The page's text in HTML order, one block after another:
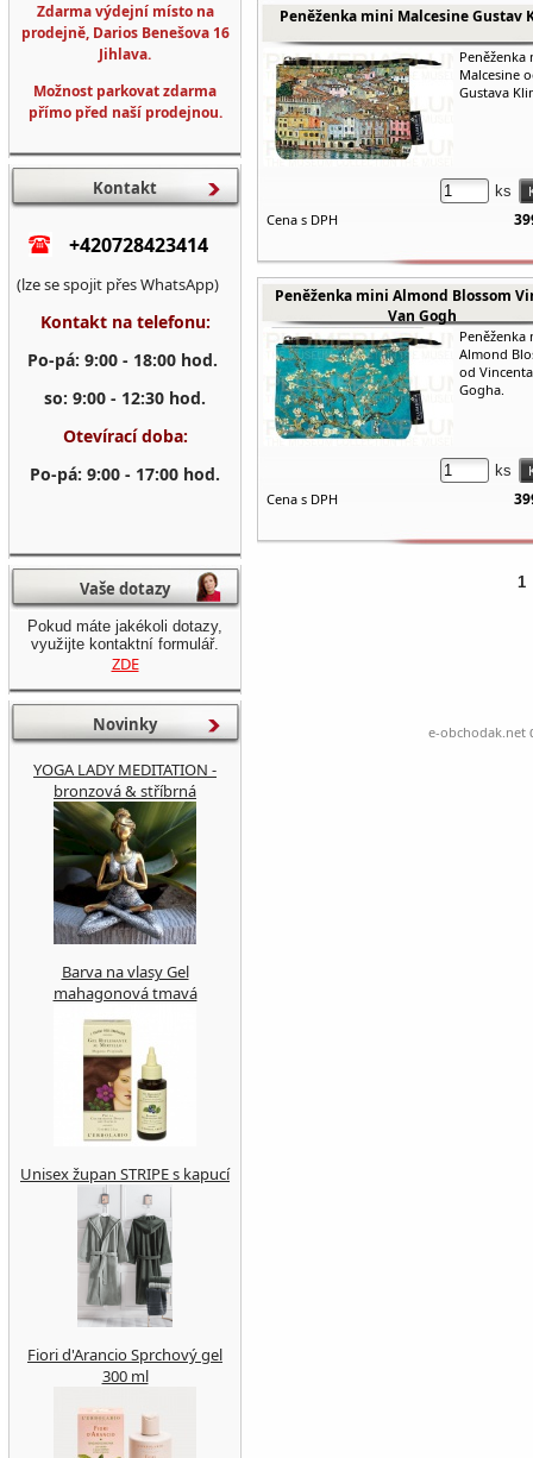
Peněženka mini Malcesine Gustav
Peněženka
Malcesine
Gustava
ks
Cena s DPH
Peněženka mini Almond Blossom
Van Gogh
Peněženka
Almond
od
Gogha.
ks
Cena s DPH
1
e-obchodak.net
Zdarma výdejní místo na
prodejně, Darios Benešova 16
Jihlava.
Možnost parkovat zdarma
přímo před naší prodejnou.
Kontakt
+420728423414
(lze se spojit přes WhatsApp)
Kontakt na telefonu:
Po-pá: 9:00 - 18:00 hod.
so: 9:00 - 12:30 hod.
Otevírací doba:
Po-pá: 9:00 - 17:00 hod.
Vaše dotazy
Pokud máte jakékoli dotazy,
využijte kontaktní formulář.
ZDE
Novinky
YOGA LADY MEDITATION -
bronzová & stříbrná
Barva na vlasy Gel
mahagonová tmavá
Unisex župan STRIPE s kapucí
Fiori d'Arancio Sprchový gel
300 ml